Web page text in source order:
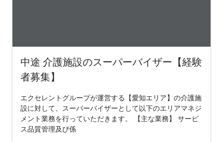
中途 介護施設のスーパーバイザー【経験
者募集】
エクセレントグループが運営する【愛知エリア】の介護施
設に対して、スーパーバイザーとして以下のエリアマネジ
メント業務を行っていただきます。 【主な業務】 サービ
ス品質管理及び係